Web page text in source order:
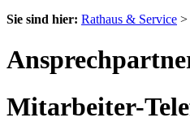
Sie sind hier: Rathaus & Service >
Mitarbeiter-